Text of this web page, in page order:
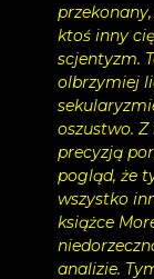
ktoś inny
scjentyzm.
olbrzymiej
oszustwo.
precyzją
pogląd, że
wszystko
książce
analizie.